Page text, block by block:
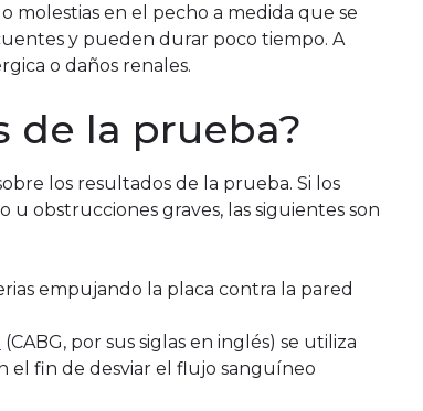
molestias en el pecho a medida que se
y pueden durar poco tiempo. A
o daños renales.
de la prueba?
los resultados de la prueba. Si los
obstrucciones graves, las siguientes son
empujando la placa contra la pared
(CABG, por sus siglas en inglés) se utiliza
el fin de desviar el flujo sanguíneo